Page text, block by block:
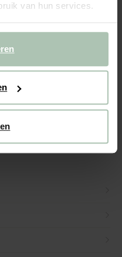
van hun services.
+ toevoegen